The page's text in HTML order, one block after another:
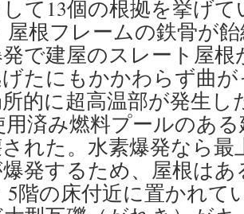
て13個の根拠を挙げ
屋根フレームの鉄骨が
で建屋のスレート屋
たにもかかわらず曲
的に超高温部が発生し
用済み燃料プールのあ
れた。水素爆発なら最
発するため、屋根は
5階の床付近に置かれて